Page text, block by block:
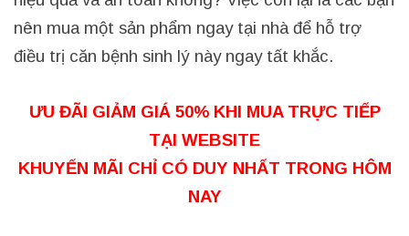
nên mua một sản phẩm ngay tại nhà để hỗ trợ
điều trị căn bệnh sinh lý này ngay tất khắc.
ƯU ĐÃI GIẢM GIÁ 50% KHI MUA TRỰC TIẾP
TẠI WEBSITE
KHUYẾN MÃI CHỈ CÓ DUY NHẤT TRONG HÔM
NAY